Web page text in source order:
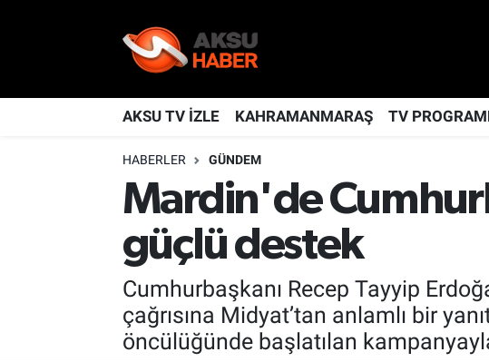
AKSU TV İZLE KAHRAMANMARAŞ TV
HABERLER GÜNDEM
Mardin'de
güçlü destek
Cumhurbaşkanı Recep Tayyip
çağrısına Midyat’tan anlamlı bir
öncülüğünde başlatılan
KAHRAMANMARAŞ
Nöbetçi Eczaneler
Hava Durumu
Kahramanmaraş Namaz Vakitleri
Trafik Durumu
TFF 2.Lig Kırmızı Grup Puan Durumu ve Fikstür
Tüm Manşetler
Son Dakika Haberleri